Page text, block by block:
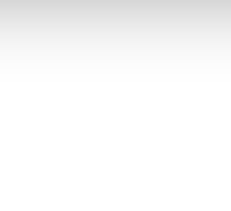
Funktionen für soziale
wir Informationen zu
haben oder die